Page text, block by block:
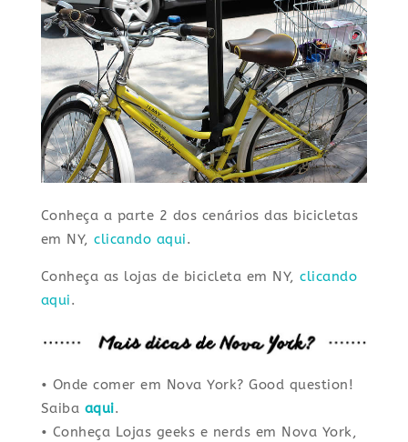
Conheça a parte 2 dos cenários das bicicletas
em NY,clicando aqui.
Conheça as lojas de bicicleta em NY,clicando
aqui.
• Onde comer em Nova York? Good question!
Saiba aqui.
• Conheça Lojas geeks e nerds em Nova York,